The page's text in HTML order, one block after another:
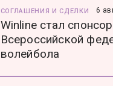
СОГЛАШЕНИЯ И СДЕЛКИ 6
Winline стал
Всероссийской
волейбола